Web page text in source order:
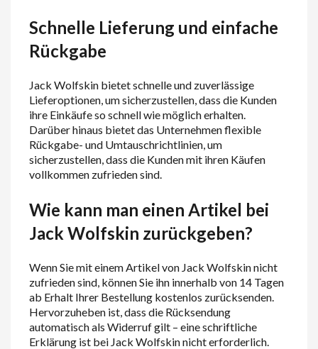
Schnelle Lieferung und einfache
Rückgabe
Jack Wolfskin bietet schnelle und zuverlässige
Lieferoptionen, um sicherzustellen, dass die Kunden
ihre Einkäufe so schnell wie möglich erhalten.
Darüber hinaus bietet das Unternehmen flexible
Rückgabe- und Umtauschrichtlinien, um
sicherzustellen, dass die Kunden mit ihren Käufen
vollkommen zufrieden sind.
Wie kann man einen Artikel bei
Jack Wolfskin zurückgeben?
Wenn Sie mit einem Artikel von Jack Wolfskin nicht
zufrieden sind, können Sie ihn innerhalb von 14 Tagen
ab Erhalt Ihrer Bestellung kostenlos zurücksenden.
Hervorzuheben ist, dass die Rücksendung
automatisch als Widerruf gilt – eine schriftliche
Erklärung ist bei Jack Wolfskin nicht erforderlich.